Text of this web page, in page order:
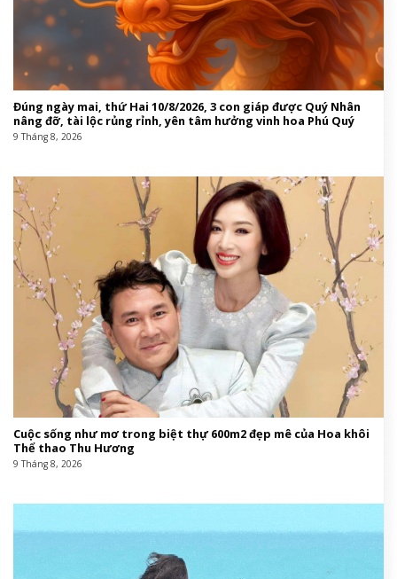
Đúng ngày mai, thứ Hai 10/8/2026, 3 con giáp được Quý Nhân
nâng đỡ, tài lộc rủng rỉnh, yên tâm hưởng vinh hoa Phú Quý
9 Tháng 8, 2026
Cuộc sống như mơ trong biệt thự 600m2 đẹp mê của Hoa khôi
Thể thao Thu Hương
9 Tháng 8, 2026